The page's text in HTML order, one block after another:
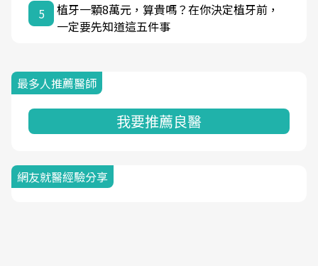
5
植牙一顆8萬元，算貴嗎？在你決定植牙前，
一定要先知道這五件事
最多人推薦醫師
我要推薦良醫
網友就醫經驗分享